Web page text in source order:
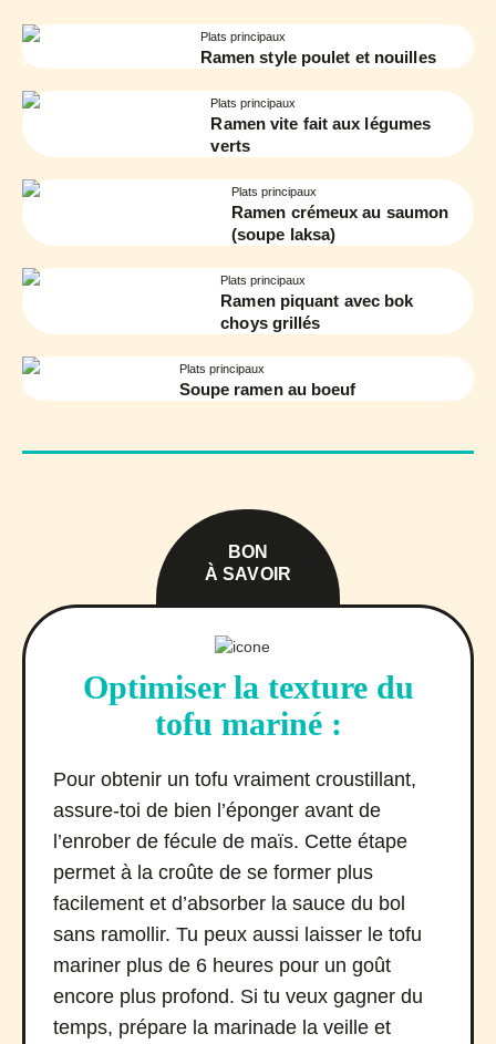
Plats principaux
Ramen style poulet et nouilles
Plats principaux
Ramen vite fait aux légumes
verts
Plats principaux
Ramen crémeux au saumon
(soupe laksa)
Plats principaux
Ramen piquant avec bok
choys grillés
Plats principaux
Soupe ramen au boeuf
BON
À SAVOIR
Optimiser la texture du
tofu mariné :
Pour obtenir un tofu vraiment croustillant,
assure-toi de bien l’éponger avant de
l’enrober de fécule de maïs. Cette étape
permet à la croûte de se former plus
facilement et d’absorber la sauce du bol
sans ramollir. Tu peux aussi laisser le tofu
mariner plus de 6 heures pour un goût
encore plus profond. Si tu veux gagner du
temps, prépare la marinade la veille et